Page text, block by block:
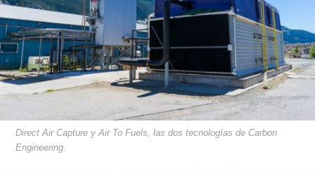
Direct Air Capture y Air To Fuels, las dos tecnologías de Carbon
Engineering.